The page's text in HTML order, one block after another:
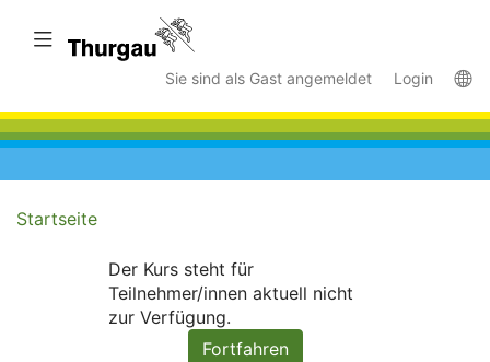
Hauptinhalt
wechseln
Navigation überspringen
Sie sind als Gast angemeldet Login
Startseite
Der Kurs steht für
Teilnehmer/innen aktuell nicht
zur Verfügung.